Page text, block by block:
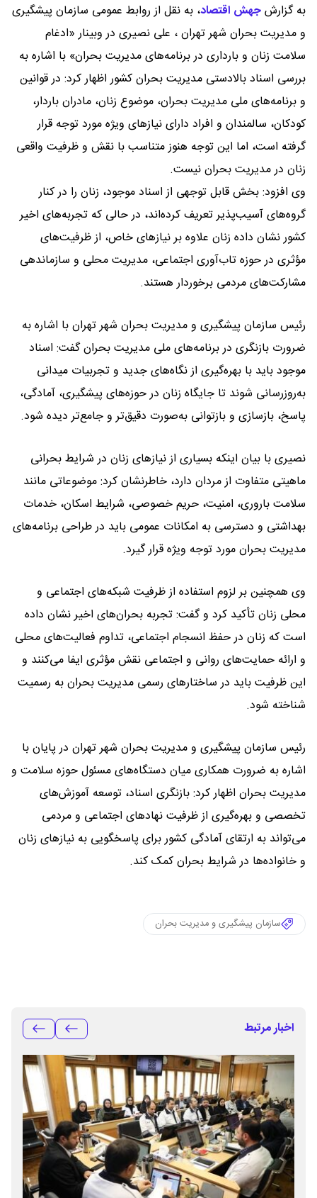
به گزارشجهش اقتصاد، به نقل از روابط عمومی سازمان پیشگیری
و مدیریت بحران شهر تهران ، علی نصیری در وبینار «ادغام
سلامت زنان و بارداری در برنامه‌های مدیریت بحران» با اشاره به
بررسی اسناد بالادستی مدیریت بحران کشور اظهار کرد: در قوانین
و برنامه‌های ملی مدیریت بحران، موضوع زنان، مادران باردار،
کودکان، سالمندان و افراد دارای نیازهای ویژه مورد توجه قرار
گرفته است، اما این توجه هنوز متناسب با نقش و ظرفیت واقعی
زنان در مدیریت بحران نیست.
وی افزود: بخش قابل توجهی از اسناد موجود، زنان را در کنار
گروه‌های آسیب‌پذیر تعریف کرده‌اند، در حالی که تجربه‌های اخیر
کشور نشان داده زنان علاوه بر نیازهای خاص، از ظرفیت‌های
مؤثری در حوزه تاب‌آوری اجتماعی، مدیریت محلی و سازماندهی
مشارکت‌های مردمی برخوردار هستند.
رئیس سازمان پیشگیری و مدیریت بحران شهر تهران با اشاره به
ضرورت بازنگری در برنامه‌های ملی مدیریت بحران گفت: اسناد
موجود باید با بهره‌گیری از نگاه‌های جدید و تجربیات میدانی
به‌روزرسانی شوند تا جایگاه زنان در حوزه‌های پیشگیری، آمادگی،
پاسخ، بازسازی و بازتوانی به‌صورت دقیق‌تر و جامع‌تر دیده شود.
نصیری با بیان اینکه بسیاری از نیازهای زنان در شرایط بحرانی
ماهیتی متفاوت از مردان دارد، خاطرنشان کرد: موضوعاتی مانند
سلامت باروری، امنیت، حریم خصوصی، شرایط اسکان، خدمات
بهداشتی و دسترسی به امکانات عمومی باید در طراحی برنامه‌های
مدیریت بحران مورد توجه ویژه قرار گیرد.
وی همچنین بر لزوم استفاده از ظرفیت شبکه‌های اجتماعی و
محلی زنان تأکید کرد و گفت: تجربه بحران‌های اخیر نشان داده
است که زنان در حفظ انسجام اجتماعی، تداوم فعالیت‌های محلی
و ارائه حمایت‌های روانی و اجتماعی نقش مؤثری ایفا می‌کنند و
این ظرفیت باید در ساختارهای رسمی مدیریت بحران به رسمیت
شناخته شود.
رئیس سازمان پیشگیری و مدیریت بحران شهر تهران در پایان با
اشاره به ضرورت همکاری میان دستگاه‌های مسئول حوزه سلامت و
مدیریت بحران اظهار کرد: بازنگری اسناد، توسعه آموزش‌های
تخصصی و بهره‌گیری از ظرفیت نهادهای اجتماعی و مردمی
می‌تواند به ارتقای آمادگی کشور برای پاسخگویی به نیازهای زنان
و خانواده‌ها در شرایط بحران کمک کند.
سازمان پیشگیری و مدیریت بحران
اخبار مرتبط